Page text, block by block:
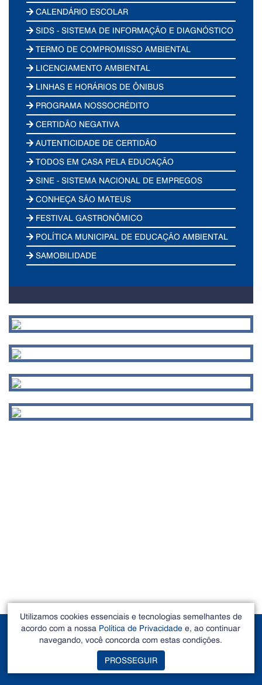
CALENDÁRIO ESCOLAR
SIDS - SISTEMA DE INFORMAÇÃO E DIAGNÓSTICO
TERMO DE COMPROMISSO AMBIENTAL
LICENCIAMENTO AMBIENTAL
LINHAS E HORÁRIOS DE ÔNIBUS
PROGRAMA NOSSOCRÉDITO
CERTIDÃO NEGATIVA
AUTENTICIDADE DE CERTIDÃO
TODOS EM CASA PELA EDUCAÇÃO
SINE - SISTEMA NACIONAL DE EMPREGOS
CONHEÇA SÃO MATEUS
FESTIVAL GASTRONÔMICO
POLÍTICA MUNICIPAL DE EDUCAÇÃO AMBIENTAL
SAMOBILIDADE
POLÍTICA DE
PRIVACIDADE
DADOS ABERTOS
Utilizamos cookies essenciais e tecnologias semelhantes de
acordo com a nossa Política de Privacidade e, ao continuar
navegando, você concorda com estas condições.
PROSSEGUIR